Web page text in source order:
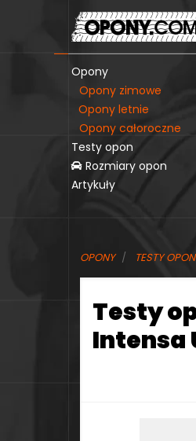
Opony
Opony zimowe
Opony letnie
Opony całoroczne
Testy opon
Rozmiary opon
Artykuły
OPONY TESTY
Testy
Intensa